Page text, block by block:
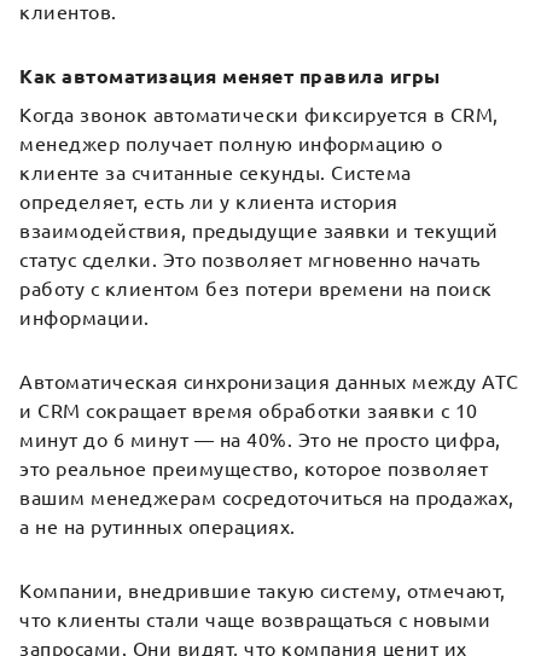
клиентов.
Как автоматизация меняет правила игры
Когда звонок автоматически фиксируется в CRM,
менеджер получает полную информацию о
клиенте за считанные секунды. Система
определяет, есть ли у клиента история
взаимодействия, предыдущие заявки и текущий
статус сделки. Это позволяет мгновенно начать
работу с клиентом без потери времени на поиск
информации.
Автоматическая синхронизация данных между АТС
и CRM сокращает время обработки заявки с 10
минут до 6 минут — на 40%. Это не просто цифра,
это реальное преимущество, которое позволяет
вашим менеджерам сосредоточиться на продажах,
а не на рутинных операциях.
Компании, внедрившие такую систему, отмечают,
что клиенты стали чаще возвращаться с новыми
запросами. Они видят, что компания ценит их